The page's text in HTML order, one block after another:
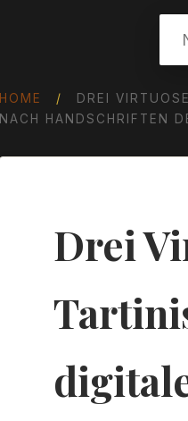
HOME /
DREI
NACH HANDSCHRIFTEN
Drei